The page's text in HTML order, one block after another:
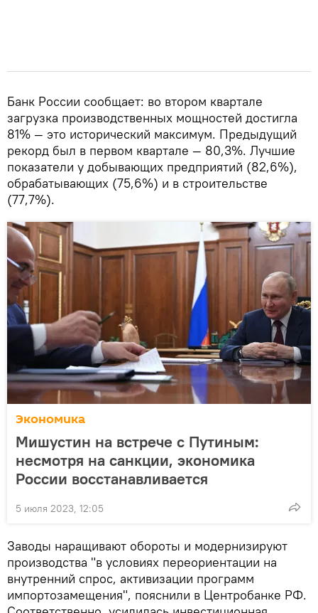
Банк России сообщает: во втором квартале
загрузка производственных мощностей достигла
81% — это исторический максимум. Предыдущий
рекорд был в первом квартале — 80,3%. Лучшие
показатели у добывающих предприятий (82,6%),
обрабатывающих (75,6%) и в строительстве
(77,7%).
Экономика
Мишустин на встрече с Путиным:
несмотря на санкции, экономика
России восстанавливается
5 июля 2023, 12:05
Заводы наращивают обороты и модернизируют
производства "в условиях переориентации на
внутренний спрос, активизации программ
импортозамещения", пояснили в Центробанке РФ.